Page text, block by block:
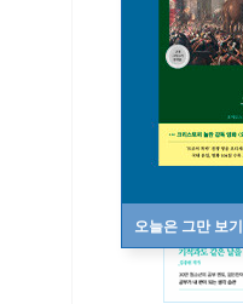
오늘은 그만 보기